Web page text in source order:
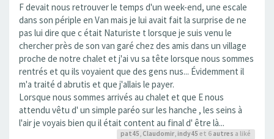
F devait nous retrouver le temps d'un week-end, une escale
dans son périple en Van mais je lui avait fait la surprise de ne
pas lui dire que c était Naturiste t lorsque je suis venu le
chercher près de son van garé chez des amis dans un village
proche de notre chalet et j'ai vu sa tête lorsque nous sommes
rentrés et qu ils voyaient que des gens nus... Évidemment il
m'a traité d abrutis et que j'allais le payer.
Lorsque nous sommes arrivés au chalet et que E nous
attendu vêtu d' un simple paréo sur les hanche , les seins à
l'air je voyais bien qu il était content au final d' être là...
pat45, Claudomir, indy45 et 6 autres a liké